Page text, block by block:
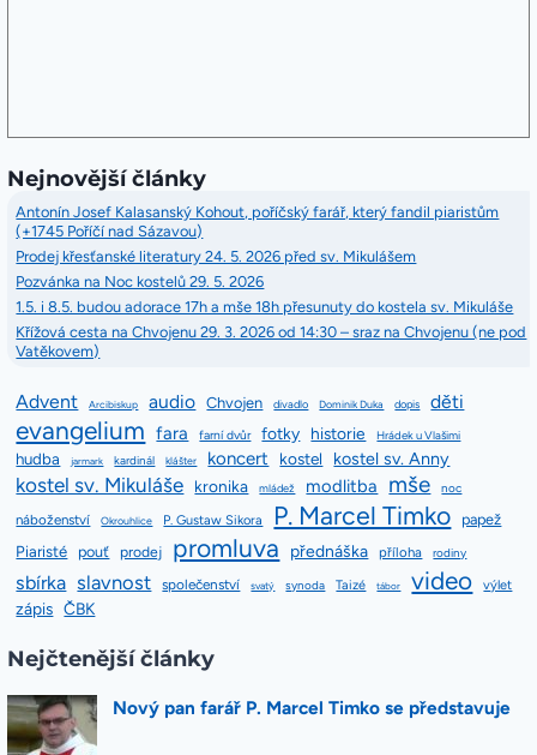
Nejnovější články
Antonín Josef Kalasanský Kohout, poříčský farář, který fandil piaristům
(+1745 Poříčí nad Sázavou)
Prodej křesťanské literatury 24. 5. 2026 před sv. Mikulášem
Pozvánka na Noc kostelů 29. 5. 2026
1.5. i 8.5. budou adorace 17h a mše 18h přesunuty do kostela sv. Mikuláše
Křížová cesta na Chvojenu 29. 3. 2026 od 14:30 – sraz na Chvojenu (ne pod
Vatěkovem)
Advent Arcibiskup audio Chvojen divadlo Dominik Duka dopis děti
evangelium fara farní dvůr fotky historie Hrádek u Vlašimi
hudba jarmark kardinál klášter koncert kostel kostel sv. Anny
kostel sv. Mikuláše kronika mládež modlitba mše noc
náboženství Okrouhlice P. Gustaw Sikora P. Marcel Timko
papež
Piaristé
pouť prodej promluva přednáška příloha rodiny
sbírka slavnost společenství svatý synoda Taizé tábor video výlet
zápis ČBK
Nejčtenější články